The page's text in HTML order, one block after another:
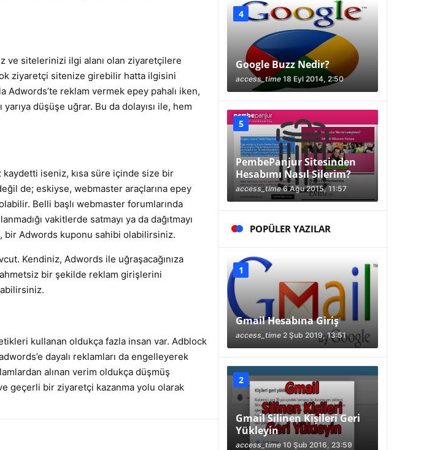
ve sitelerinizi ilgi alanı olan ziyaretçilere
ziyaretçi sitenize girebilir hatta ilgisini
reklam vermek epey pahalı iken,
düşüşe uğrar. Bu da dolayısı ile, hem
iseniz, kısa süre içinde size bir
de; eskiyse, webmaster araçlarına epey
Belli başlı webmaster forumlarında
vakitlerde satmayı ya da dağıtmayı
bir Adwords kuponu sahibi olabilirsiniz.
Kendiniz, Adwords ile uğraşacağınıza
bir şekilde reklam girişlerini
kullanan oldukça fazla insan var. Adblock
dayalı reklamları da engelleyerek
alınan verim oldukça düşmüş
geçerli bir ziyaretçi kazanma yolu olarak
Google Buzz Nedir?
access_time 18 Eyl 2014, 2:50
PembePanjur Sitesinden
Hesabımı Nasıl Silerim?
access_time6 Ağu 2015, 11:57
POPÜLER YAZILAR
Gmail Hesabına Giriş
access_time 2 Şub 2019, 13:51
Gmail Silinen Kişileri Geri
Yükleyin
access_time 10 Şub 2016, 23:59